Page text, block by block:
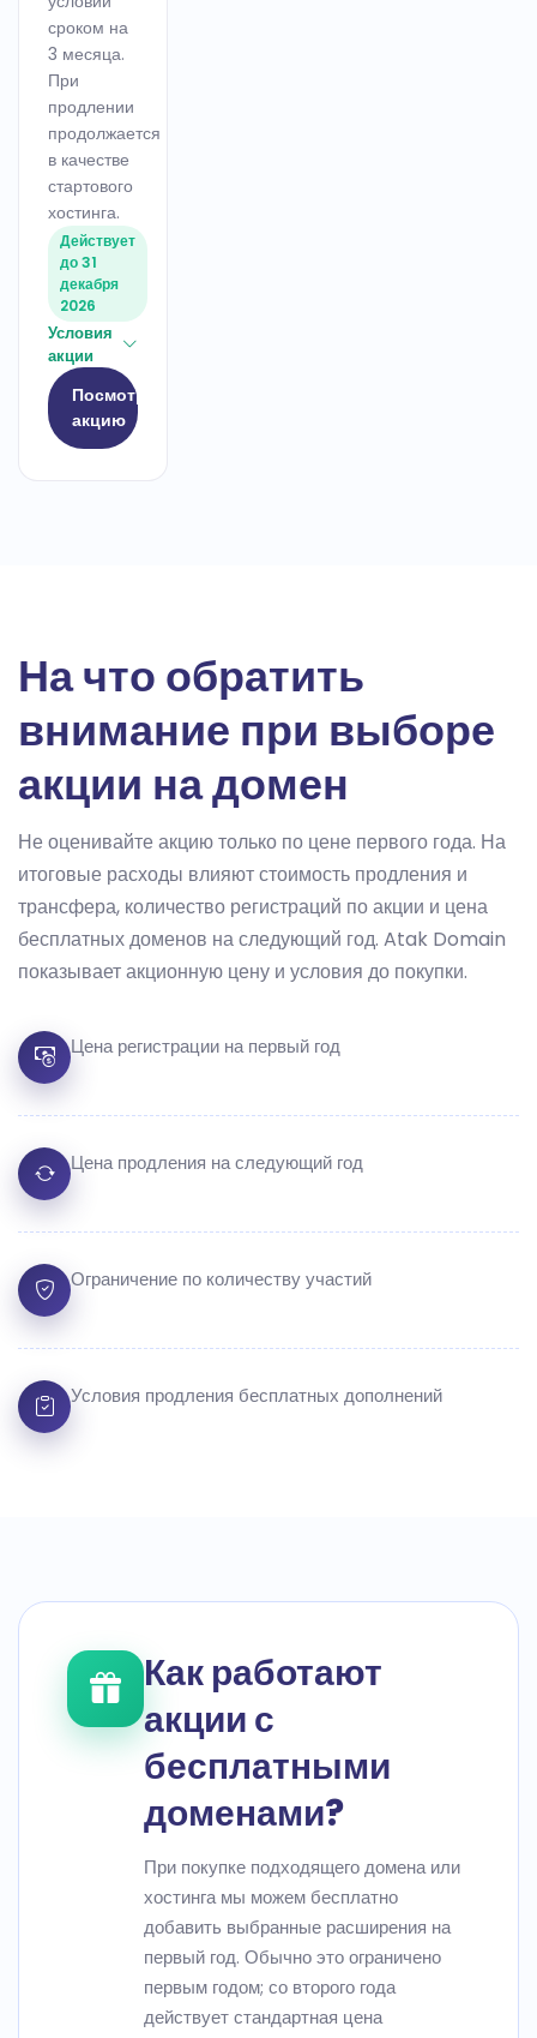
сроком на
3 месяца.
При
продлении
продолжается
в качестве
стартового
хостинга.
Действует
до 31
декабря
2026
Условия
акции
Посмотреть
акцию
На что обратить
внимание при выборе
акции на домен
Не оценивайте акцию только по цене первого года. На
итоговые расходы влияют стоимость продления и
трансфера, количество регистраций по акции и цена
бесплатных доменов на следующий год. Atak Domain
показывает акционную цену и условия до покупки.
Цена регистрации на первый год
Цена продления на следующий год
Ограничение по количеству участий
Условия продления бесплатных дополнений
Как работают
акции с
бесплатными
доменами?
При покупке подходящего домена или
хостинга мы можем бесплатно
добавить выбранные расширения на
первый год. Обычно это ограничено
первым годом; со второго года
действует стандартная цена